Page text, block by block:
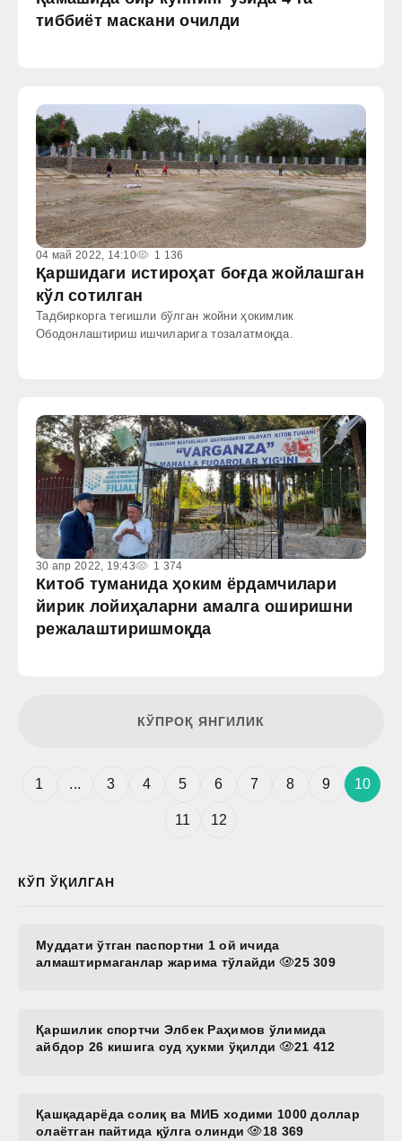
тиббиёт маскани очилди
04 май 2022, 14:10 1 136
Қаршидаги истироҳат боғда жойлашган
кўл сотилган
Тадбиркорга тегишли бўлган жойни ҳокимлик
Ободонлаштириш ишчиларига тозалатмоқда.
30 апр 2022, 19:43 1 374
Китоб туманида ҳоким ёрдамчилари
йирик лойиҳаларни амалга оширишни
режалаштиришмоқда
КЎПРОҚ ЯНГИЛИК
1 ... 3 4 5 6 7 8 9 10
11 12
КЎП ЎҚИЛГАН
Муддати ўтган паспортни 1 ой ичида
алмаштирмаганлар жарима тўлайди
25 309
Қаршилик спортчи Элбек Раҳимов ўлимида
айбдор 26 кишига суд ҳукми ўқилди
21 412
Қашқадарёда солиқ ва МИБ ходими 1000 доллар
олаётган пайтида қўлга олинди
18 369